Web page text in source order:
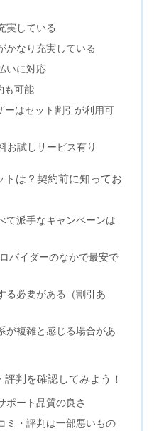
実している
かなり充実している
いに対応
も可能
ーはセット割引が利用可
お試しサービス有り
は？契約前に知ってお
て派手なキャンペーンは
バイダーのなかで最安で
る必要がある（割引あ
が複雑と感じる場合があ
判を確認してみよう！
ポート品質の良さ
ミ・評判は一部悪いもの